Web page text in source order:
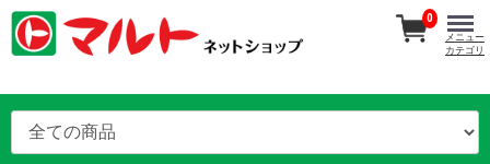
0
メニュー
カテゴリ